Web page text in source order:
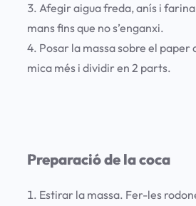
Afegir aigua freda, anís i
mans fins que no s’enganxi.
Posar la massa sobre el
mica més i dividir en 2 parts.
Preparació de la coca
Estirar la massa. Fer-les